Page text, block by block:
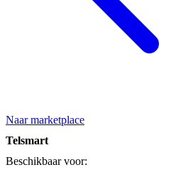
Naar marketplace
Telsmart
Beschikbaar voor: